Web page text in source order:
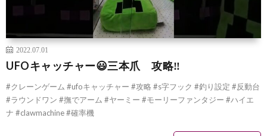
2022.07.01
UFOキャッチャー😃三本爪 攻略‼️
#クレーンゲーム #ufoキャッチャー #攻略 #s字フック #釣り設定 #反動台
#ラウンドワン #撫でアーム #ヤーミー #モーリーファンタジー #ハイエ
ナ #clawmachine #確率機